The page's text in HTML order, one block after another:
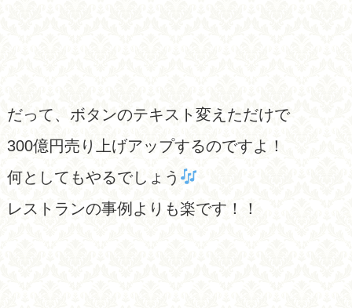
だって、ボタンのテキスト変えただけで
300億円売り上げアップするのですよ！
何としてもやるでしょう
レストランの事例よりも楽です！！